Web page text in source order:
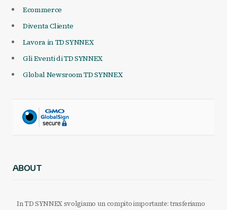
Ecommerce
Diventa Cliente
Lavora in TD SYNNEX
Gli Eventi di TD SYNNEX
Global Newsroom TD SYNNEX
ABOUT
In TD SYNNEX svolgiamo un compito importante: trasferiamo